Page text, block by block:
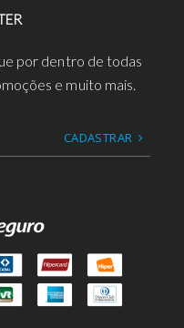
por dentro de todas
e muito mais.
CADASTRAR